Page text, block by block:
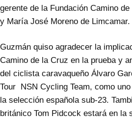
gerente de la Fundación Camino
y María José Moreno de Limcamar.
Guzmán quiso agradecer la
Camino de la Cruz en la prueba y
del ciclista caravaqueño Álvaro
Tour NSN Cycling Team, como
la selección española sub-23.
británico Tom Pidcock estará en la